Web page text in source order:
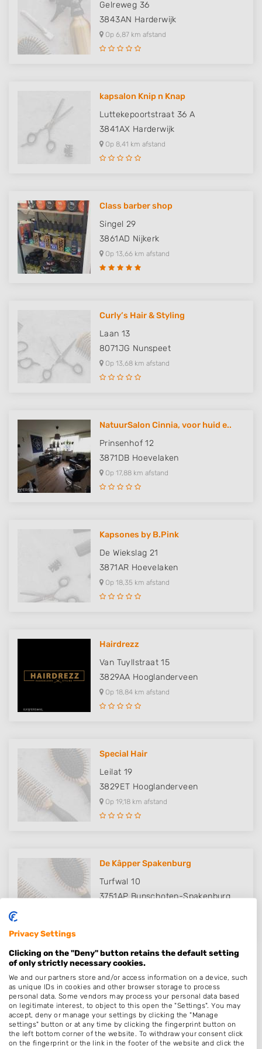
Gelreweg 36
3843AN Harderwijk
Op 6,87 km afstand
kapsalon Knip n Knap
Luttekepoortstraat 36 A
3841AX Harderwijk
Op 8,41 km afstand
Class barber shop
Singel 29
3861AD Nijkerk
Op 13,66 km afstand
Curly’s Hair & Styling
Laan 13
8071JG Nunspeet
Op 13,68 km afstand
NatuurSalon Cinnia, voor huid e..
Prinsenhof 12
3871DB Hoevelaken
Op 17,88 km afstand
Kapsones by B.Pink
De Wiekslag 21
3871AR Hoevelaken
Op 18,35 km afstand
Hairdrezz
Van Tuyllstraat 15
3829AA Hooglanderveen
Op 18,84 km afstand
Special Hair
Leilat 19
3829ET Hooglanderveen
Op 19,18 km afstand
De Kâpper Spakenburg
Turfwal 10
3751AP Bunschoten-Spakenburg
Plaatsen in de buurt
Garderen
Harderwijk
Privacy Settings
Clicking on the "Deny" button retains the default setting
of only strictly necessary cookies.
We and our partners store and/or access information on a device, such
as unique IDs in cookies and other browser storage to process
personal data. Some vendors may process your personal data based
on legitimate interest, to object to this open the "Settings". You may
accept, deny or manage your settings by clicking the "Manage
settings" button or at any time by clicking the fingerprint button on
the left bottom corner of the website. To withdraw your consent click
on the fingerprint or the link in the footer of the website and click the